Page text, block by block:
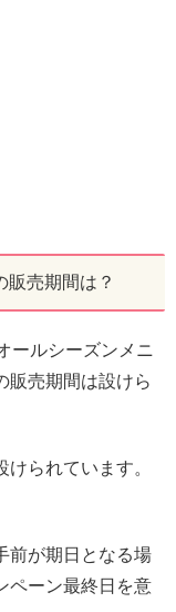
販売期間は？
ールシーズンメニ
販売期間は設けら
られています。
前が期日となる場
ペーン最終日を意